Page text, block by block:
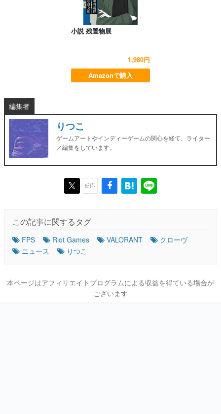
小説 残置物展
1,980円
Amazonで購入
編集者
りつこ
ゲームアートやインディーゲームの関心を経て、ライター
／編集をしています。
反応
この記事に関するタグ
FPS Riot Games VALORANT
クローヴ
ニュース
りつこ
本ページはアフィリエイトプログラムによる収益を得ている場合が
ございます